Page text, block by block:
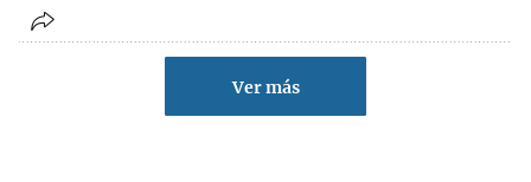
Ver más